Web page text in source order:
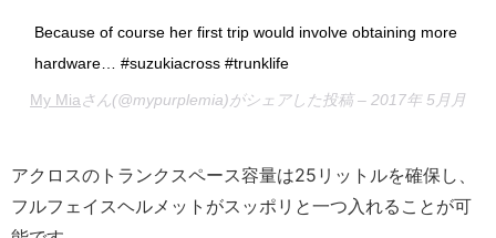
Because of course her first trip would involve obtaining more
hardware… #suzukiacross #trunklife
My Miaさん(@mypurplemia)がシェアした投稿 – 2017年 5月月9日
アクロスのトランクスペース容量は25リットルを確保し、
フルフェイスヘルメットがスッポリと一つ入れることが可